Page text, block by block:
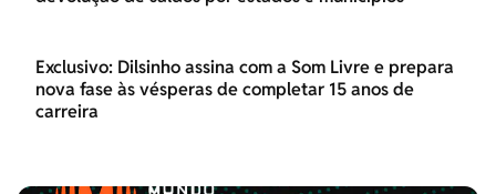
Exclusivo: Dilsinho assina com a Som Livre e prepara
nova fase às vésperas de completar 15 anos de
carreira